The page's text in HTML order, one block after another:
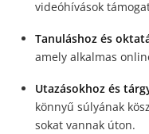
videóhívások
Tanuláshoz és
amely alkalmas
Utazásokhoz és
könnyű súlyának
sokat vannak úton.